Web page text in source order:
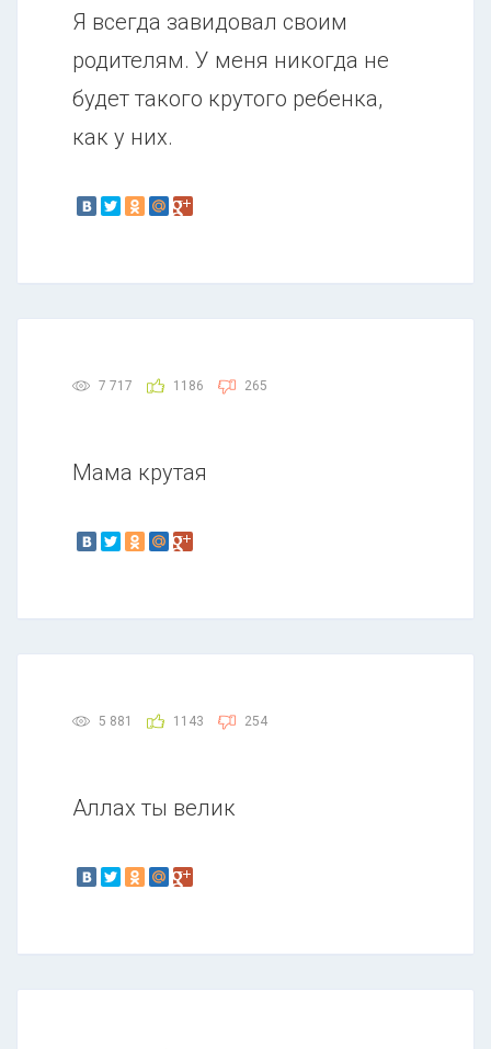
Я всегда завидовал своим
родителям. У меня никогда не
будет такого крутого ребенка,
как у них.
7 717 1186 265
Мама крутая
5 881 1143 254
Аллах ты велик